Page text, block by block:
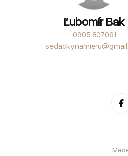
Ľubomír Bak
0905 807061